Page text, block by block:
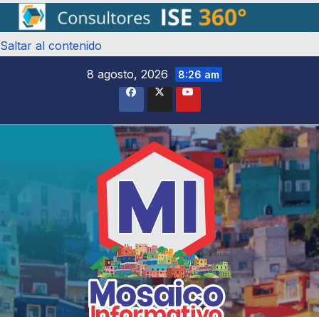
Saltar al contenido
8 agosto, 2026
8:26 am